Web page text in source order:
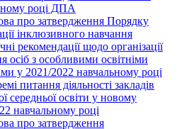
році ДПА
про затвердження Порядку
інклюзивного навчання
рекомендації щодо організації
осіб з особливими освітніми
у 2021/2022 навчальному році
питання діяльності закладів
середньої освіти у новому
навчальному році
про затвердження